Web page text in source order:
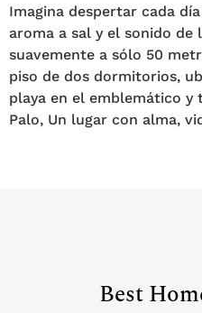
Imagina despertar cada
aroma a sal y el sonido de
suavemente a sólo 50
piso de dos dormitorios,
playa en el emblemático
Palo, Un lugar con alma,
Best